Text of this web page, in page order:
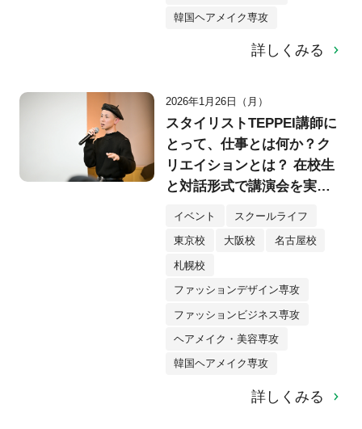
韓国ヘアメイク専攻
詳しくみる
2026年1月26日（月）
スタイリストTEPPEI講師に
とって、仕事とは何か？ク
リエイションとは？ 在校生
と対話形式で講演会を実
イベント スクールライフ
東京校 大阪校 名古屋校
札幌校
ファッションデザイン専攻
ファッションビジネス専攻
ヘアメイク・美容専攻
韓国ヘアメイク専攻
詳しくみる